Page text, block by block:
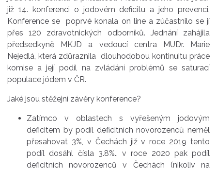
již 14. konferenci o jodovém deficitu a jeho prevenci.
Konference se poprvé konala on line a zúčastnilo se jí
přes 120 zdravotnických odborníků. Jednání zahájila
předsedkyně MKJD a vedoucí centra MUDr. Marie
Nejedlá, která zdůraznila dlouhodobou kontinuitu práce
komise a její podíl na zvládání problémů se saturací
populace jódem v ČR.
Jaké jsou stěžejní závěry konference?
Zatímco v oblastech s vyřešeným jodovým
deficitem by podíl deficitních novorozenců neměl
přesahovat 3%, v Čechách již v roce 2019 tento
podíl dosáhl čísla 3.8%., v roce 2020 pak podíl
deficitních novorozenců v Čechách (nikoliv na